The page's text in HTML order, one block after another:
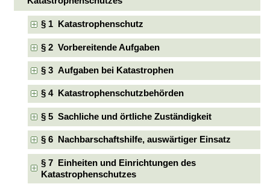
§ 1 Katastrophenschutz
§ 2 Vorbereitende Aufgaben
§ 3 Aufgaben bei Katastrophen
§ 4 Katastrophenschutzbehörden
§ 5 Sachliche und örtliche Zuständigkeit
§ 6 Nachbarschaftshilfe, auswärtiger Einsatz
§ 7 Einheiten und Einrichtungen des
Katastrophenschutzes